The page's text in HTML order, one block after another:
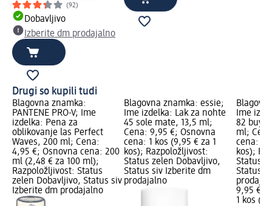
(92)
Dobavljivo
Izberite dm prodajalno
Drugi so kupili tudi
Blagovna znamka:
PANTENE PRO-V; Ime
izdelka: Pena za
oblikovanje las Perfect
Waves, 200 ml; Cena:
4,95 €; Osnovna cena: 200
ml (2,48 € za 100 ml);
Razpoložljivost: Status
zelen Dobavljivo, Status siv
Izberite dm prodajalno
Blagovna znamka: essie;
Ime izdelka: Lak za nohte
45 sole mate, 13,5 ml;
Cena: 9,95 €; Osnovna
cena: 1 kos (9,95 € za 1
kos); Razpoložljivost:
Status zelen Dobavljivo,
Status siv Izberite dm
prodajalno
Ime
82 buy
ml;
cena: 1
kos);
Status
Status
9,95 €
1 kos